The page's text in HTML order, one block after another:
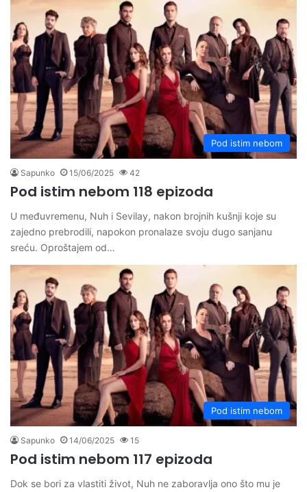
Pod istim nebom
Sapunko 15/06/2025 42
Pod istim nebom 118 epizoda
U međuvremenu, Nuh i Sevilay, nakon brojnih kušnji koje su
zajedno prebrodili, napokon pronalaze svoju dugo sanjanu
sreću. Oproštajem od…
Pod istim nebom
Sapunko 14/06/2025 15
Pod istim nebom 117 epizoda
Dok se bori za vlastiti život, Nuh ne zaboravlja ono što mu je